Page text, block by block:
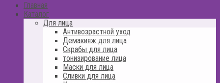
Главная
Каталог
Для лица
Антивозрастной уход
Демакияж для лица
Скрабы для лица
тонизирование лица
Маски для лица
Сливки для лица